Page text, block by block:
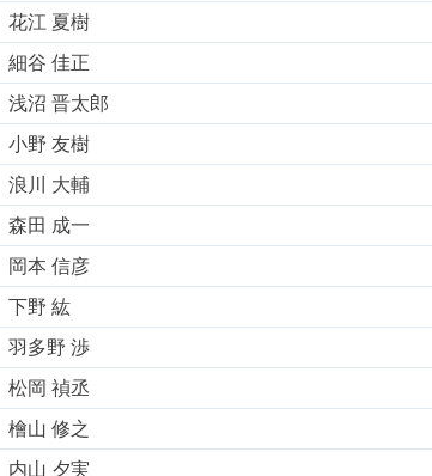
花江 夏樹
細谷 佳正
浅沼 晋太郎
小野 友樹
浪川 大輔
森田 成一
岡本 信彦
下野 紘
羽多野 渉
松岡 禎丞
檜山 修之
内山 夕実